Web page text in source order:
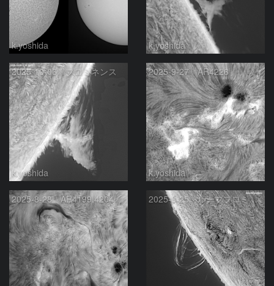
k.yoshida k.yoshida
2025-10-06 プロミネンス
k.yoshida
2025-9-27 AR4226
k.yoshida
2025-8-28 AR4199.4204 2025-8-25 ループプロミネンス